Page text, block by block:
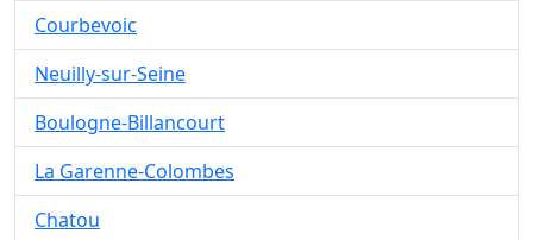
Courbevoic
Neuilly-sur-Seine
Boulogne-Billancourt
La Garenne-Colombes
Chatou